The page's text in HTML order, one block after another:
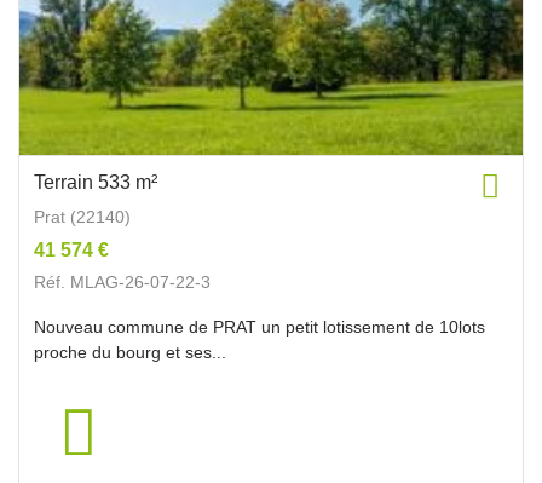
Terrain 533 m²
Prat (22140)
41 574 €
Réf. MLAG-26-07-22-3
Nouveau commune de PRAT un petit lotissement de 10lots
proche du bourg et ses...